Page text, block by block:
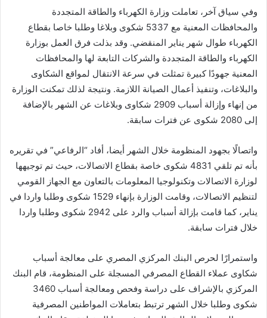
وفي سياق آخر، تعاملت وزارة الكهرباء والطاقة المتجددة
والمحافظات المعنية مع 5337 شكوى وبلاغا وطلبا خاصا بقطاع
الكهرباء طوال شهر يناير المنقضي. وقد بذلت فرق العمل بوزارة
الكهرباء والطاقة المتجددة والشركات التابعة لها والمحافظات
المعنية جهودًا كبيرة تمثلت في سرعة الانتقال لمواقع الشكاوى
والبلاغات، وتنفيذ أعمال الصيانة اللازمة. ونتيجة لذلك تمكنت الوزارة
من إنهاء وإزالة أسباب 2909 شكاوى وبلاغات عن الشهر بالإضافة
إلى 2080 شكوى عن فترات سابقة.
واتصالًا بجهود المنظومة خلال الشهر أيضا، أفاد “الرفاعي” في تقريره
بأنه تم تلقي 4831 شكوى خاصة بقطاع الاتصالات، حيث تم توجيهها
لوزارة الاتصالات وتكنولوجيا المعلومات بالتعاون مع الجهاز القومي
لتنظيم الاتصالات، وقامت الوزارة بإنهاء 1529 شكوى وطلبا واردا في
يناير، كما قامت بإزالة أسباب والرد على 2942 شكوى وطلبا واردا
خلال فترات سابقة.
واستمرارًا لحرص البنك المركزي المصري على معالجة أسباب
شكاوى عملاء القطاع المصرفي المسجلة على المنظومة، قام البنك
المركزي بالإشراف على دراسة وفحص ومعالجة أسباب 3460
شكوى وطلبا خلال الشهر ترتبط بتعاملات المواطنين المصرفية